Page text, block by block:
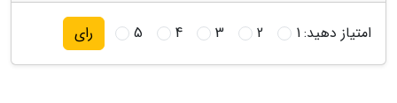
امتیاز دهید:1
2
3
4
5 رای